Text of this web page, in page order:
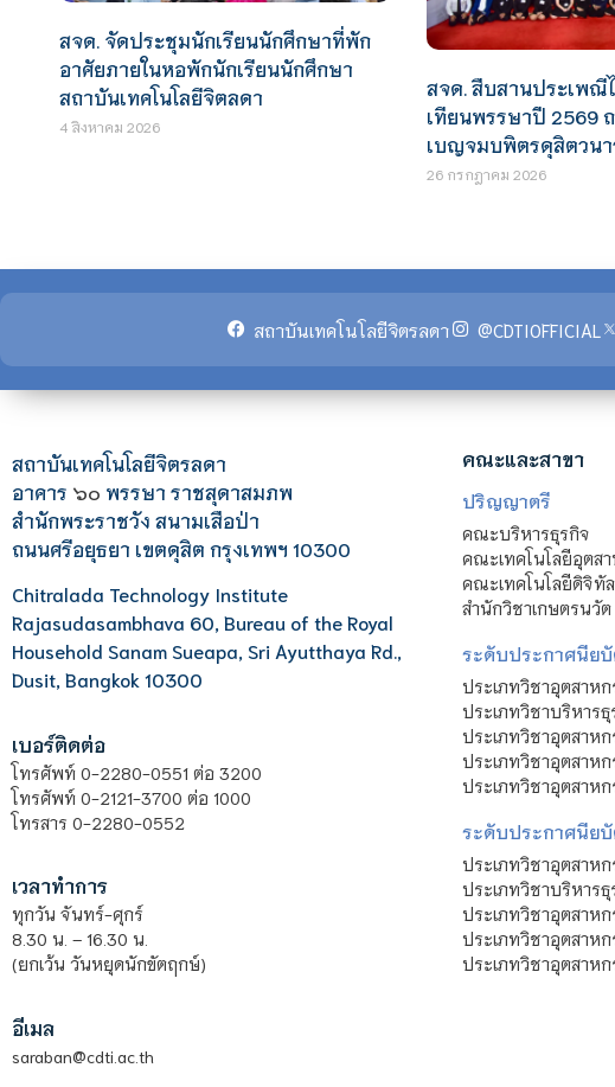
สจด. จัดประชุมนักเรียนนักศึกษาที่พัก
อาศัยภายในหอพักนักเรียนนักศึกษา
สถาบันเทคโนโลยีจิตลดา
4 สิงหาคม 2026
สจด. สืบสานประเพณี
เทียนพรรษาปี 2569
เบญจมบพิตรดุสิตวนา
26 กรกฎาคม 2026
สถาบันเทคโนโลยีจิตรลดา @CDTIOFFICIAL
สถาบันเทคโนโลยีจิตรลดา
อาคาร ๖๐ พรรษา ราชสุดาสมภพ
สำนักพระราชวัง สนามเสือป่า
ถนนศรีอยุธยา เขตดุสิต กรุงเทพฯ 10300
Chitralada Technology Institute
Rajasudasambhava 60, Bureau of the Royal
Household Sanam Sueapa, Sri Ayutthaya Rd.,
Dusit, Bangkok 10300
เบอร์ติดต่อ
โทรศัพท์ 0-2280-0551 ต่อ 3200
โทรศัพท์ 0-2121-3700 ต่อ 1000
โทรสาร 0-2280-0552
เวลาทำการ
ทุกวัน จันทร์-ศุกร์
8.30 น. – 16.30 น.
(ยกเว้น วันหยุดนักขัตฤกษ์)
อีเมล
saraban@cdti.ac.th
คณะและสาขา
ปริญญาตรี
คณะบริหารธุรกิจ
คณะเทคโนโลยีอุตส
คณะเทคโนโลยีดิจิทัล
สำนักวิชาเกษตรนวัต
ระดับประกาศนีย
ประเภทวิชาอุตสาหก
ประเภทวิชาบริหารธุ
ประเภทวิชาอุตสาหก
ประเภทวิชาอุตสาหก
ประเภทวิชาอุตสาหก
ระดับประกาศนีย
ประเภทวิชาอุตสาหก
ประเภทวิชาบริหารธุ
ประเภทวิชาอุตสาหก
ประเภทวิชาอุตสาหก
ประเภทวิชาอุตสาหก